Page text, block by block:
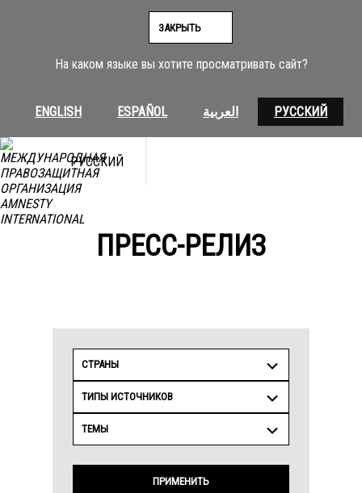
На каком языке вы хотите просматривать сайт?
ENGLISH ESPAÑOL العربية РУССКИЙ
ЗАКРЫТЬ
РУССКИЙ
ПРЕСС-РЕЛИЗ
СТРАНЫ
ТИПЫ ИСТОЧНИКОВ
ТЕМЫ
ПРИМЕНИТЬ